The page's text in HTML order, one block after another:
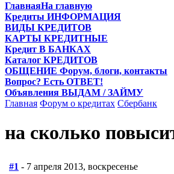
ГлавнаяНа главную
Кредиты ИНФОРМАЦИЯ
ВИДЫ КРЕДИТОВ
КАРТЫ КРЕДИТНЫЕ
Кредит В БАНКАХ
Каталог КРЕДИТОВ
ОБЩЕНИЕ Форум, блоги, контакты
Вопрос? Есть ОТВЕТ!
Объявления ВЫДАМ / ЗАЙМУ
Главная Форум о кредитах Сбербанк
на сколько
#1 - 7 апреля 2013, воскресенье